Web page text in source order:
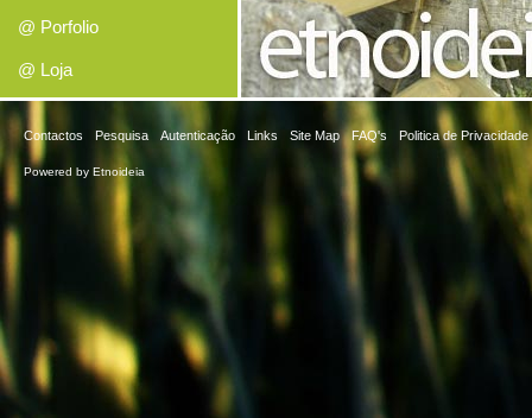
@ Porfolio
@ Loja
Contactos Pesquisa Autenticação Links Site Map FAQ's Politica de Privacidade
Powered by Etnoideia